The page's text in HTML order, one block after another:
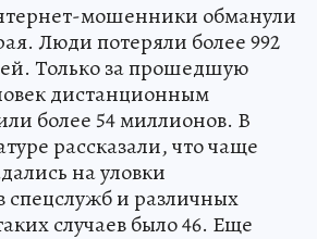
мошенники обманули
Люди потеряли более 992
Только за прошедшую
дистанционным
более 54 миллионов. В
рассказали, что чаще
на уловки
спецслужб и различных
случаев было 46. Еще